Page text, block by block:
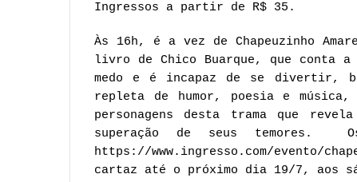
Ingressos a partir de R$ 35.
Às 16h, é a vez de Chapeuzinho
livro de Chico Buarque, que conta a
medo e é incapaz de se divertir,
repleta de humor, poesia e
personagens desta trama que
https://www.ingresso.com/evento/
cartaz até o próximo dia 19/7, aos